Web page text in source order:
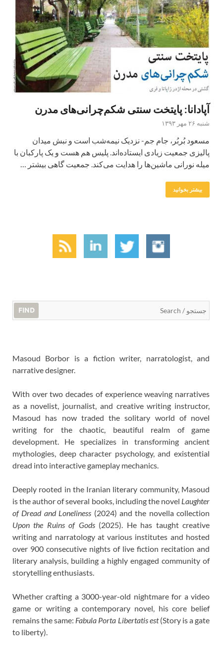
آپادانا: پایتخت سنتی شکم‌چرانی‌های مدرن
شنبه ۲۶ مهر ۱۳۹۳
مسعود بُربُر، جام جم- نزدیک نیمه‌شب است و نبش میدان
پالیزی جمعیت زیادی ایستاده‌اند. پلیس هم هست و یک پارکبان با
میله نورانی ماشین‌ها را هدایت می‌کند. جمعیت گاهی بیشتر …
بیشتر بخوانید
FIND
Masoud Borbor is a fiction writer, narratologist, and
narrative designer.
With over two decades of experience weaving narratives
as a novelist, journalist, and creative writing instructor,
Masoud has now traded the solitary world of novel
writing for the chaotic, beautiful realm of game
development. He specializes in transforming ancient
mythologies, deep character psychology, and existential
dread into interactive gameplay mechanics.
Deeply rooted in the Iranian literary community, Masoud
is the author of several books, including the novel Laughter
of Dread and Loneliness (2024) and the novella collection
Upon the Ruins of Gods(2025). He has taught creative
writing and narratology at various institutes and hosted
over 900 consecutive nights of live fiction recitation and
literary analysis, building a highly engaged community of
storytelling enthusiasts.
Whether crafting a 3000-year-old nightmare for a video
game or writing a contemporary novel, his core belief
remains the same: Fabula Porta Libertatis est(Story is a gate
to liberty).